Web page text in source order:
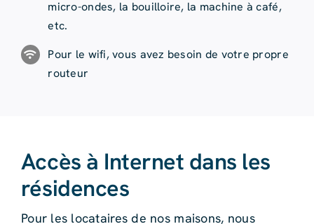
micro-ondes, la bouilloire, la machine à café,
etc.
Pour le wifi, vous avez besoin de votre propre
routeur
Accès à Internet dans les
résidences
Pour les locataires de nos maisons, nous